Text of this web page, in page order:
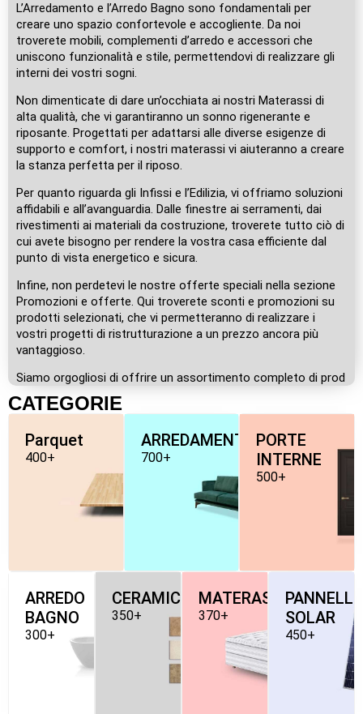
L’Arredamento e l’Arredo Bagno sono fondamentali per
creare uno spazio confortevole e accogliente. Da noi
troverete mobili, complementi d’arredo e accessori che
uniscono funzionalità e stile, permettendovi di realizzare gli
interni dei vostri sogni.
Non dimenticate di dare un’occhiata ai nostri Materassi di
alta qualità, che vi garantiranno un sonno rigenerante e
riposante. Progettati per adattarsi alle diverse esigenze di
supporto e comfort, i nostri materassi vi aiuteranno a creare
la stanza perfetta per il riposo.
Per quanto riguarda gli Infissi e l’Edilizia, vi offriamo soluzioni
affidabili e all’avanguardia. Dalle finestre ai serramenti, dai
rivestimenti ai materiali da costruzione, troverete tutto ciò di
cui avete bisogno per rendere la vostra casa efficiente dal
punto di vista energetico e sicura.
Infine, non perdetevi le nostre offerte speciali nella sezione
Promozioni e offerte. Qui troverete sconti e promozioni su
prodotti selezionati, che vi permetteranno di realizzare i
vostri progetti di ristrutturazione a un prezzo ancora più
vantaggioso.
Siamo orgogliosi di offrire un assortimento completo di prod
CATEGORIE
Parquet
400+
ARREDAMENTO
700+
PORTE
INTERNE
500+
ARREDO
BAGNO
300+
CERAMICHE
350+
MATERASSI
370+
PANNELLI-
SOLAR
450+